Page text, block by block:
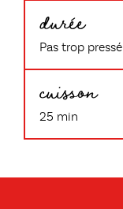
durée
Pas trop pressé
cuisson
25 min